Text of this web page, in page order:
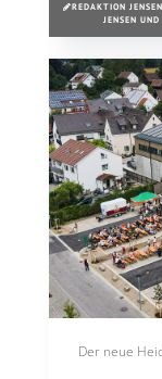
REDAKTION
JENSEN
Der neue